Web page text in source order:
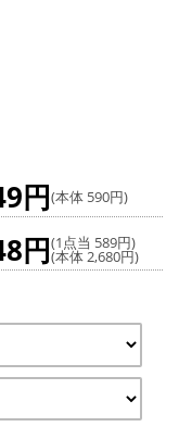
円(本体 590円)
円(1点当 589円)
(本体 2,680円)